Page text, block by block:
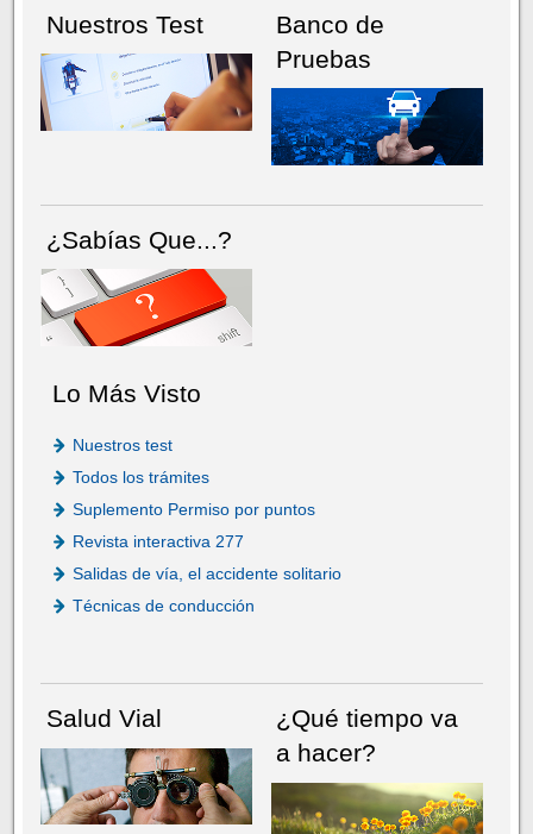
Nuestros Test
Banco de
Pruebas
¿Sabías Que...?
Lo Más Visto
Nuestros test
Todos los trámites
Suplemento Permiso por puntos
Revista interactiva 277
Salidas de vía, el accidente solitario
Técnicas de conducción
Salud Vial
¿Qué tiempo va
a hacer?